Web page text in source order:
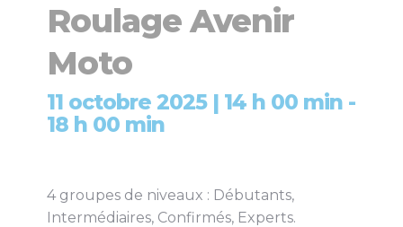
Roulage Avenir
Moto
11 octobre 2025 | 14 h 00 min -
18 h 00 min
4 groupes de niveaux : Débutants,
Intermédiaires, Confirmés, Experts.